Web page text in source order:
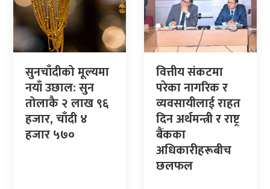
सुनचाँदीको मूल्यमा
नयाँ उछाल: सुन
तोलाकै २ लाख ९६
हजार, चाँदी ४
हजार ५७०
वित्तीय संकटमा
परेका नागरिक र
व्यवसायीलाई राहत
दिन अर्थमन्त्री र राष्ट्र
बैंकका
अधिकारीहरूबीच
छलफल